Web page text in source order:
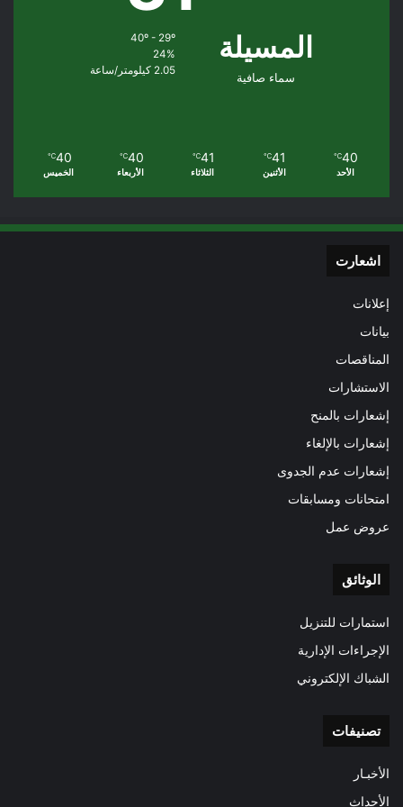
المسيلة
سماء صافية
24%
2.05 كيلومتر/ساعة
40
℃
الأحد
41
℃
الأثنين
41
℃
الثلاثاء
40
℃
الأربعاء
40
℃
الخميس
اشعارت
إعلانات
بيانات
المناقصات
الاستشارات
إشعارات بالمنح
إشعارات بالإلغاء
إشعارات عدم الجدوى
امتحانات ومسابقات
عروض عمل
الوثائق
استمارات للتنزيل
الإجراءات الإدارية
الشباك الإلكتروني
تصنيفات
الأخبـار
الأحداث